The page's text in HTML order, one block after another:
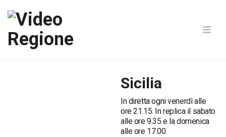
Sicilia
In diretta ogni venerdì alle
ore 21.15. In replica il sabato
alle ore 9.35 e la domenica
alle ore 17.00.